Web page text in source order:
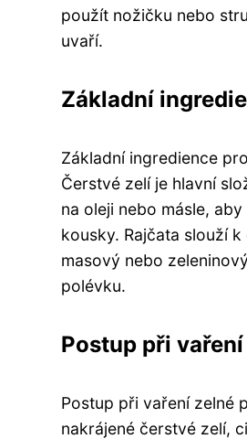
použít nožičku nebo
uvaří.
Základní
Základní ingredience
Čerstvé zelí je hlavní
na oleji nebo másle,
kousky. Rajčata slouží
masový nebo
polévku.
Postup při
Postup při vaření zelné
nakrájené čerstvé zelí,